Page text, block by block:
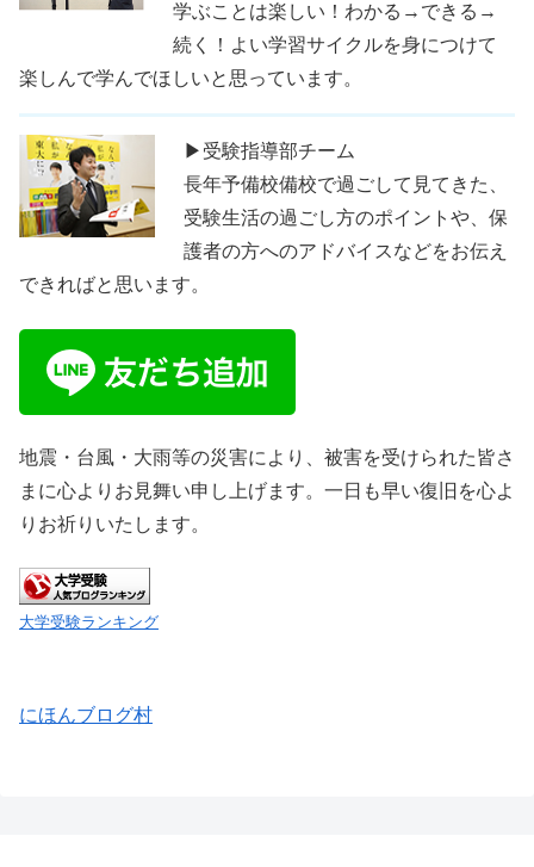
学ぶことは楽しい！わかる→できる→
続く！よい学習サイクルを身につけて
楽しんで学んでほしいと思っています。
▶受験指導部チーム
長年予備校備校で過ごして見てきた、
受験生活の過ごし方のポイントや、保
護者の方へのアドバイスなどをお伝え
できればと思います。
地震・台風・大雨等の災害により、被害を受けられた皆さ
まに心よりお見舞い申し上げます。一日も早い復旧を心よ
りお祈りいたします。
大学受験ランキング
にほんブログ村